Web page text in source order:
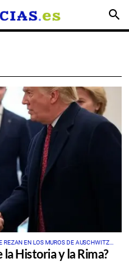
search
REZAN EN LOS MUROS DE AUSCHWITZ
A REPETIRLA”
la Historia y la Rima?